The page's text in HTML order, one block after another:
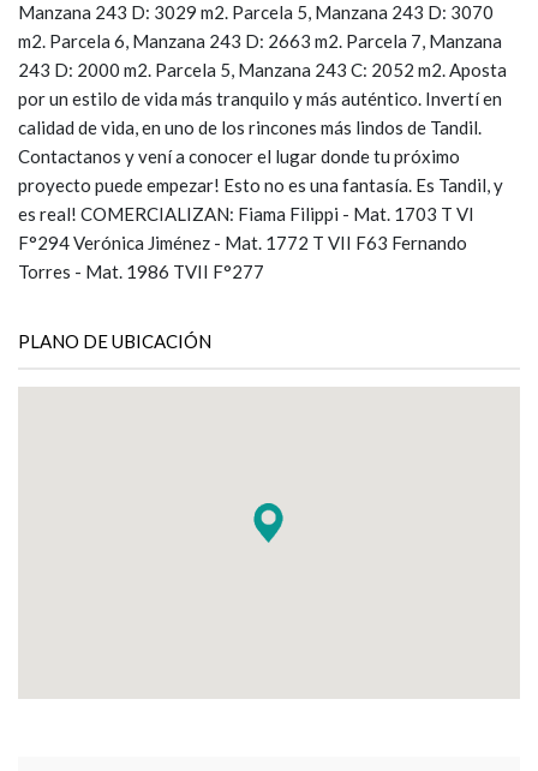
Manzana 243 D: 3029 m2. Parcela 5, Manzana 243 D: 3070
m2. Parcela 6, Manzana 243 D: 2663 m2. Parcela 7, Manzana
243 D: 2000 m2. Parcela 5, Manzana 243 C: 2052 m2. Aposta
por un estilo de vida más tranquilo y más auténtico. Invertí en
calidad de vida, en uno de los rincones más lindos de Tandil.
Contactanos y vení a conocer el lugar donde tu próximo
proyecto puede empezar! Esto no es una fantasía. Es Tandil, y
es real! COMERCIALIZAN: Fiama Filippi - Mat. 1703 T VI
F°294 Verónica Jiménez - Mat. 1772 T VII F63 Fernando
Torres - Mat. 1986 TVII F°277
PLANO DE UBICACIÓN